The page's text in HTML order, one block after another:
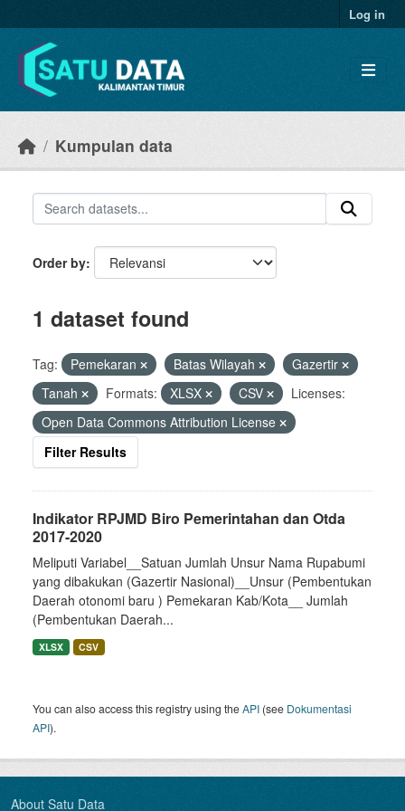
Log in
Kumpulan data
Order by
1 dataset found
Tag: Pemekaran Batas Wilayah
Gazertir
Tanah
Formats: XLSX CSV
Licenses:
Open Data Commons Attribution License
Filter Results
Indikator RPJMD Biro Pemerintahan dan Otda
2017-2020
Meliputi Variabel__Satuan Jumlah Unsur Nama Rupabumi
yang dibakukan (Gazertir Nasional)__Unsur (Pembentukan
Daerah otonomi baru ) Pemekaran Kab/Kota__ Jumlah
(Pembentukan Daerah...
XLSX CSV
You can also access this registry using theAPI (see Dokumentasi
API).
About Satu Data